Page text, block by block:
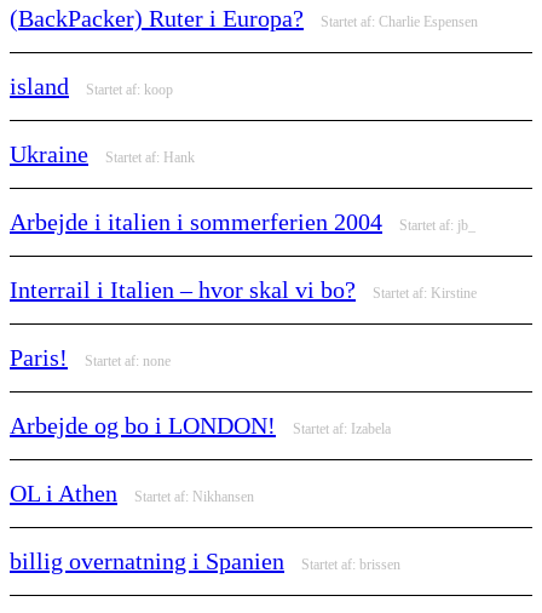
(BackPacker) Ruter i Europa? Startet af: Charlie Espensen
island Startet af: koop
Ukraine Startet af: Hank
Arbejde i italien i sommerferien 2004 Startet af: jb_
Interrail i Italien – hvor skal vi bo? Startet af: Kirstine
Paris! Startet af: none
Arbejde og bo i LONDON! Startet af: Izabela
OL i Athen Startet af: Nikhansen
billig overnatning i Spanien Startet af: brissen